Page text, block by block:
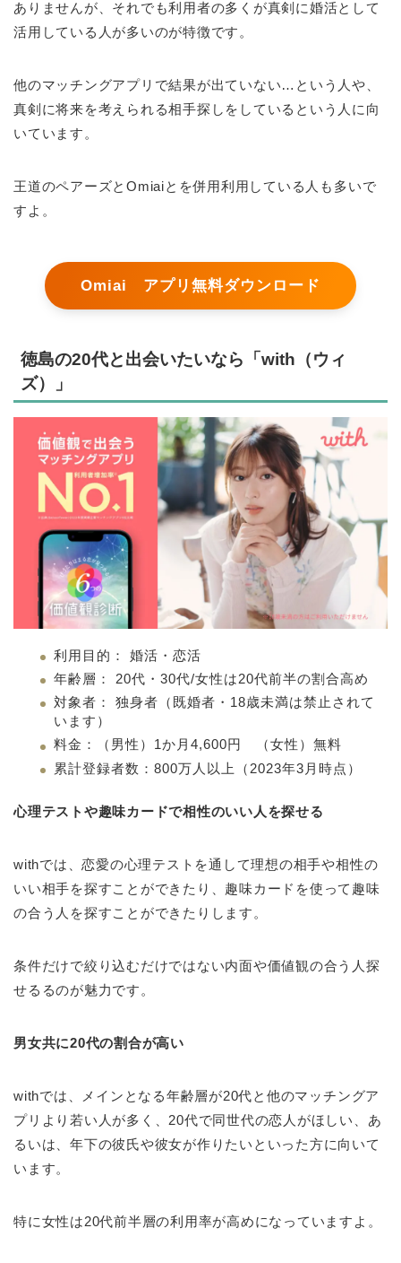
ありませんが、それでも利用者の多くが真剣に婚活として
活用している人が多いのが特徴です。
他のマッチングアプリで結果が出ていない…という人や、
真剣に将来を考えられる相手探しをしているという人に向
いています。
王道のペアーズとOmiaiとを併用利用している人も多いで
すよ。
Omiai アプリ無料ダウンロード
徳島の20代と出会いたいなら「with（ウィ
ズ）」
利用目的： 婚活・恋活
年齢層： 20代・30代/女性は20代前半の割合高め
対象者： 独身者（既婚者・18歳未満は禁止されて
います）
料金：（男性）1か月4,600円 （女性）無料
累計登録者数：800万人以上（2023年3月時点）
心理テストや趣味カードで相性のいい人を探せる
withでは、恋愛の心理テストを通して理想の相手や相性の
いい相手を探すことができたり、趣味カードを使って趣味
の合う人を探すことができたりします。
条件だけで絞り込むだけではない内面や価値観の合う人探
せるるのが魅力です。
男女共に20代の割合が高い
withでは、メインとなる年齢層が20代と他のマッチングア
プリより若い人が多く、20代で同世代の恋人がほしい、あ
るいは、年下の彼氏や彼女が作りたいといった方に向いて
います。
特に女性は20代前半層の利用率が高めになっていますよ。